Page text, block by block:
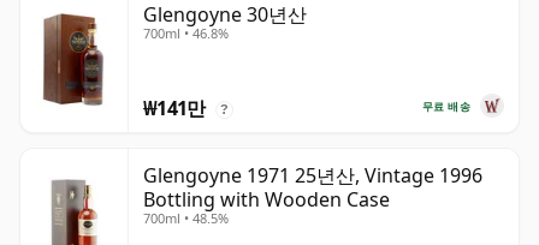
Glengoyne 30년산
700ml • 46.8%
무료 배송
₩141만 ?
Glengoyne 1971 25년산, Vintage 1996
Bottling with Wooden Case
700ml • 48.5%